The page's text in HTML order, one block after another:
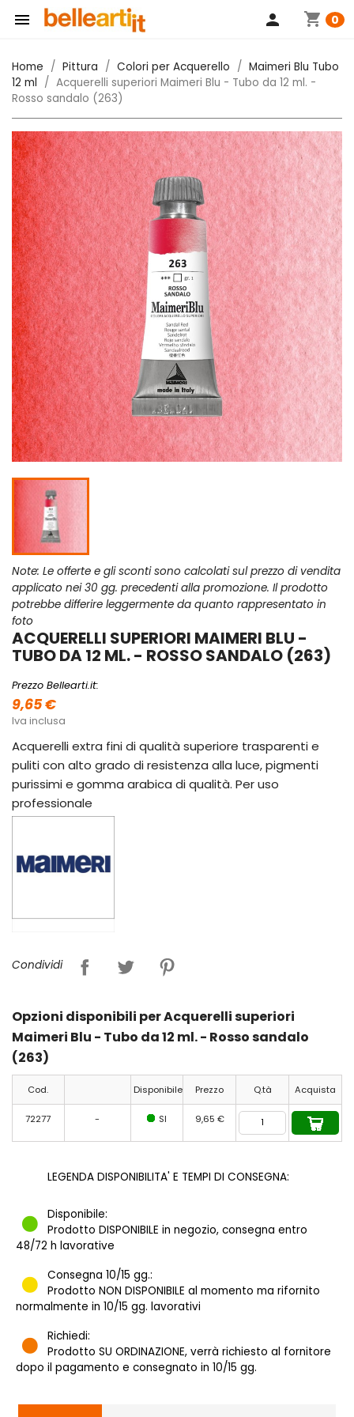
 shopping_cart 0
person
Home Pittura Colori per Acquerello
Maimeri Blu Tubo
12 ml
Acquerelli superiori Maimeri Blu - Tubo da 12 ml. -
Rosso sandalo (263)
Note: Le offerte e gli sconti sono calcolati sul prezzo di vendita
applicato nei 30 gg. precedenti alla promozione. Il prodotto
potrebbe differire leggermente da quanto rappresentato in
foto
ACQUERELLI SUPERIORI MAIMERI BLU -
TUBO DA 12 ML. - ROSSO SANDALO (263)
Prezzo Bellearti.it:
9,65 €
Iva inclusa
Acquerelli extra fini di qualità superiore trasparenti e
puliti con alto grado di resistenza alla luce, pigmenti
purissimi e gomma arabica di qualità. Per uso
professionale
Condividi
Opzioni disponibili per Acquerelli superiori
Maimeri Blu - Tubo da 12 ml. - Rosso sandalo
(263)
Cod. Disponibile Prezzo Q.tà Acquista
72277 - SI 9,65 €
LEGENDA DISPONIBILITA' E TEMPI DI CONSEGNA:
Disponibile:
Prodotto DISPONIBILE in negozio, consegna entro
48/72 h lavorative
Consegna 10/15 gg.:
Prodotto NON DISPONIBILE al momento ma rifornito
normalmente in 10/15 gg. lavorativi
Richiedi:
Prodotto SU ORDINAZIONE, verrà richiesto al fornitore
dopo il pagamento e consegnato in 10/15 gg.